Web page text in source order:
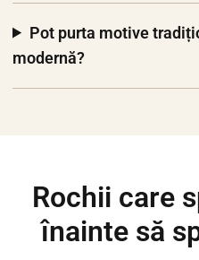
Pot purta motive
modernă?
Rochii care
înainte să